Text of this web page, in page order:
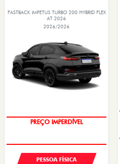
FASTBACK IMPETUS TURBO 200 HYBRID FLEX
AT 2026
2026/2026
PESSOA FÍSICA